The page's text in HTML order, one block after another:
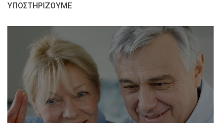
ΥΠΟΣΤΗΡΊΖΟΥΜΕ